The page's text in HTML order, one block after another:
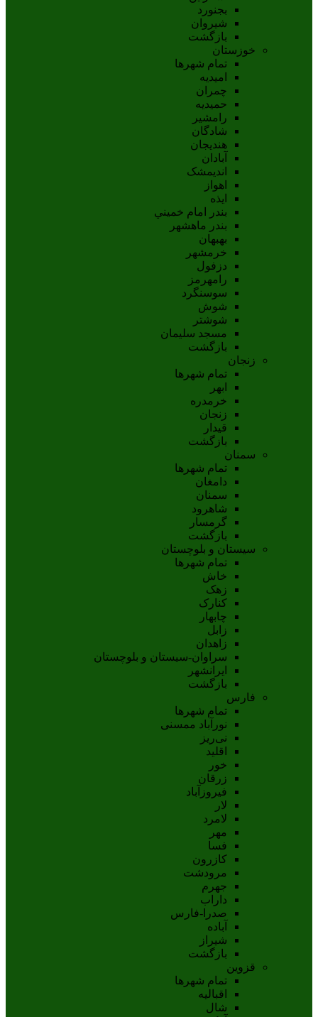
بجنورد
شيروان
بازگشت
خوزستان
تمام شهر‌ها
امیدیه
چمران
حمیدیه
رامشیر
شادگان
هندیجان
آبادان
انديمشک
اهواز
ايذه
بندر امام خميني
بندر ماهشهر
بهبهان
خرمشهر
دزفول
رامهرمز
سوسنگرد
شوش
شوشتر
مسجد سليمان
بازگشت
زنجان
تمام شهر‌ها
ابهر
خرمدره
زنجان
قيدار
بازگشت
سمنان
تمام شهر‌ها
دامغان
سمنان
شاهرود
گرمسار
بازگشت
سیستان و بلوچستان
تمام شهر‌ها
خاش
زهک
کنارک
چابهار
زابل
زاهدان
سراوان-سيستان و بلوچستان
ايرانشهر
بازگشت
فارس
تمام شهر‌ها
نورآباد ممسنی
نی‌ریز
اقلید
خور
زرقان
فیروزآباد
لار
لامرد
مهر
فسا
کازرون
مرودشت
جهرم
داراب
صدرا-فارس
آباده
شيراز
بازگشت
قزوین
تمام شهر‌ها
اقبالیه
شال